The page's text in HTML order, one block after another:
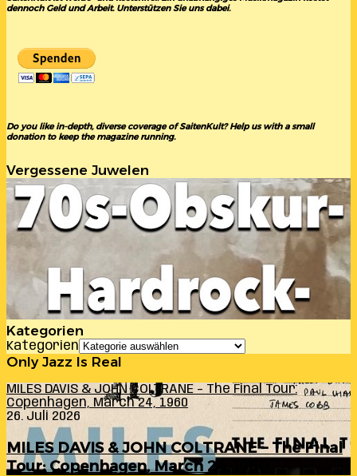
dennoch Geld und Arbeit. Unterstützen Sie uns dabei.
Do you like in-depth, diverse coverage of SaitenKult? Help us with a small
donation to keep the magazine running.
Vergessene Juwelen
Kategorien
Kategorien
Only Jazz Is Real
MILES DAVIS & JOHN COLTRANE – The Final Tour:
Copenhagen, March 24, 1960
26. Juli 2026
MILES DAVIS & JOHN COLTRANE – The Final
Tour: Copenhagen, March 24, 1960